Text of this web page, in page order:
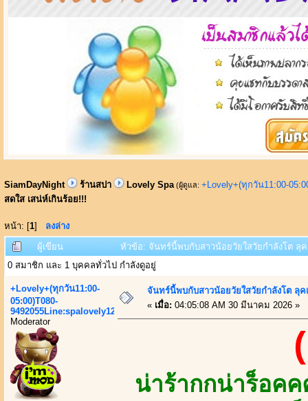
SiamDayNight ร้านสปา Lovely Spa (ผู้ดูแล: +Lovely+(ทุกวัน11:00-
สดใส เสน่ห์เกินร้อย!!!
หน้า: [1] ลงล่าง
ผู้เขียน
หัวข้อ: จันทร์นี้พบกับสาวน้อยวัยใสวัยกำลังโต ลุ
0 สมาชิก และ 1 บุคคลทั่วไป กำลังดูอยู่
+Lovely+(ทุกวัน11:00-
05:00)T080-
9492055Line:spalovely123
Moderator
จันทร์นี้พบกับสาวน้อยวัยใสวัยกำลังโต ลุค
« เมื่อ: 04:05:08 AM 30 มีนาคม 2026 »
น่าร้ากกน่าร็อ